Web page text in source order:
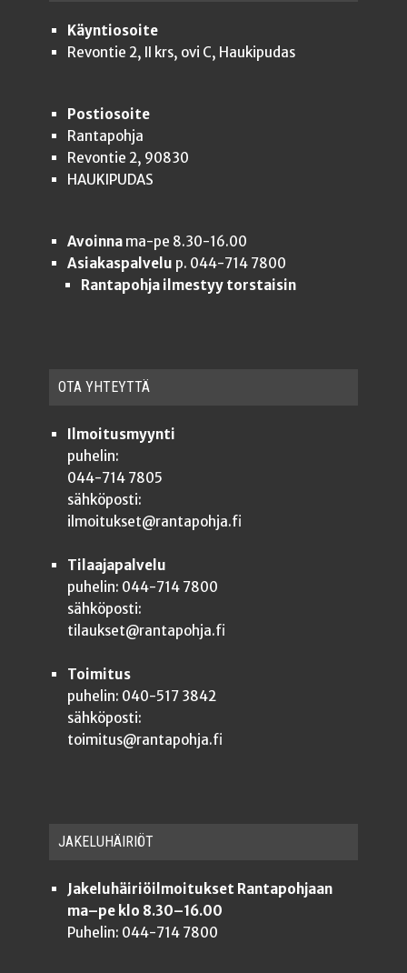
Käyntiosoite
Revontie 2, II krs, ovi C, Haukipudas
Postiosoite
Rantapohja
Revontie 2, 90830
HAUKIPUDAS
Avoinnama-pe 8.30-16.00
Asiakaspalvelu p. 044-714 7800
Rantapohja ilmestyy torstaisin
OTA YHTEYT­TÄ
Ilmoitusmyynti
puhelin:
044-714 7805
sähköposti:
ilmoitukset@rantapohja.fi
Tilaajapalvelu
puhelin: 044-714 7800
sähköposti:
tilaukset@rantapohja.fi
Toimitus
puhelin: 040-517 3842
sähköposti:
toimitus@rantapohja.fi
JAKE­LU­HÄI­RIÖT
Jakeluhäiriöilmoitukset Rantapohjaan
ma–pe klo 8.30–16.00
Puhelin: 044-714 7800